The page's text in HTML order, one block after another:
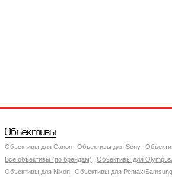
Объективы
Объективы для Canon Объективы для Sony
Все объективы (по брендам)
Объективы для
Объективы для Nikon
Объективы для Pentax/Samsung